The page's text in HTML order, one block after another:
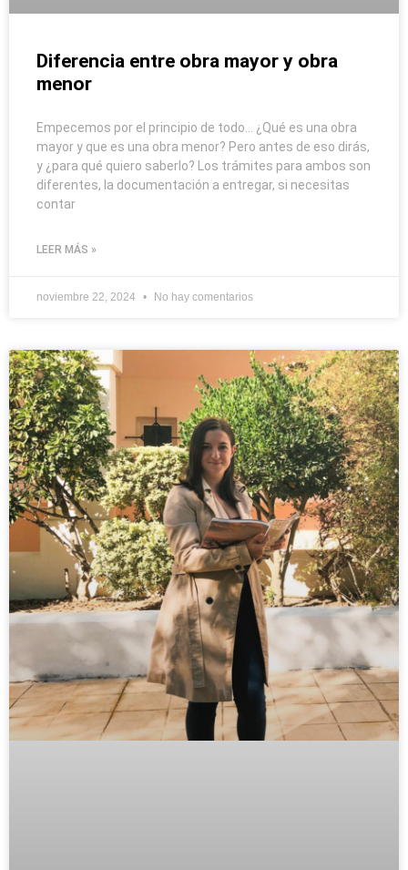
Diferencia entre obra mayor y obra
menor
Empecemos por el principio de todo… ¿Qué es una obra
mayor y que es una obra menor? Pero antes de eso dirás,
y ¿para qué quiero saberlo? Los trámites para ambos son
diferentes, la documentación a entregar, si necesitas
contar
LEER MÁS »
noviembre 22, 2024 No hay comentarios